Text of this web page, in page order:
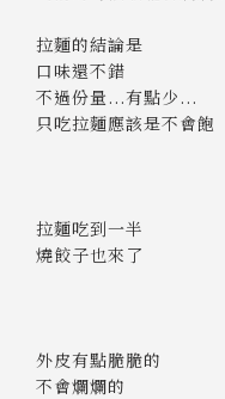
拉麵的結論是
口味還不錯
不過份量...有點少...
只吃拉麵應該是不會飽
拉麵吃到一半
燒餃子也來了
外皮有點脆脆的
不會爛爛的